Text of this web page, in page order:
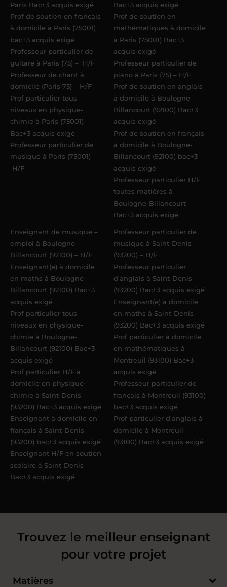
Paris Bac+3 acquis exigé
Prof de soutien en français
à domicile à Paris (75001)
bac+3 acquis exigé
Professeur particulier de
guitare à Paris (75) – H/F
Professeur de chant à
domicile (Paris 75) – H/F
Prof particulier tous
niveaux en physique-
chimie à Paris (75001)
Bac+3 acquis exigé
Professeur particulier de
musique à Paris (75001) –
H/F
Bac+3 acquis exigé
Prof de soutien en
mathématiques à domicile
à Paris (75001) Bac+3
acquis exigé
Professeur particulier de
piano à Paris (75) – H/F
Prof de soutien en anglais
à domicile à Boulogne-
Billancourt (92100) Bac+3
acquis exigé
Prof de soutien en français
à domicile à Boulogne-
Billancourt (92100) bac+3
acquis exigé
Professeur particulier H/F
toutes matières à
Boulogne-Billancourt
Bac+3 acquis exigé
Enseignant de musique –
emploi à Boulogne-
Billancourt (92100) – H/F
Enseignant(e) à domicile
en maths à Boulogne-
Billancourt (92100) Bac+3
acquis exigé
Prof particulier tous
niveaux en physique-
chimie à Boulogne-
Billancourt (92100) Bac+3
acquis exigé
Prof particulier H/F à
domicile en physique-
chimie à Saint-Denis
(93200) Bac+3 acquis exigé
Enseignant à domicile en
français à Saint-Denis
(93200) bac+3 acquis exigé
Enseignant H/F en soutien
scolaire à Saint-Denis
Bac+3 acquis exigé
Professeur particulier de
musique à Saint-Denis
(93200) – H/F
Professeur particulier
d'anglais à Saint-Denis
(93200) Bac+3 acquis exigé
Enseignant(e) à domicile
en maths à Saint-Denis
(93200) Bac+3 acquis exigé
Prof particulier à domicile
en mathématiques à
Montreuil (93100) Bac+3
acquis exigé
Professeur particulier de
français à Montreuil (93100)
bac+3 acquis exigé
Prof particulier d'anglais à
domicile à Montreuil
(93100) Bac+3 acquis exigé
Trouvez le meilleur enseignant
pour votre projet
Matières